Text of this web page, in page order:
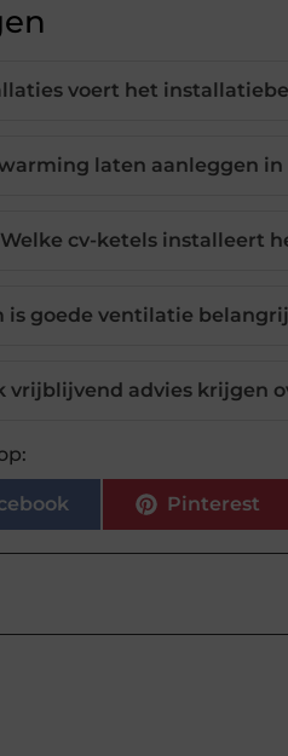
voert het
laten aanleggen
Welke cv-ketels installeert
is goede ventilatie
vrijblijvend advies krijgen
Pinterest